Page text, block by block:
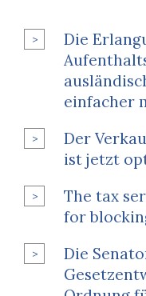
Die
einfacher
Der
ist jetzt
The tax
for
Die